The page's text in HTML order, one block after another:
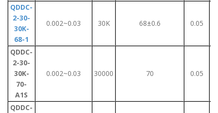
QDDC-
2-30-
30K-
68-1
0.002~0.03 30K 68±0.6 0.05
QDDC-
2-30-
30K-
70-
A1S
0.002~0.03 30000 70 0.05
QDDC-